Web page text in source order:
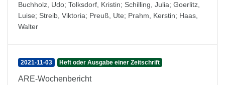
Buchholz, Udo; Tolksdorf, Kristin; Schilling, Julia; Goerlitz,
Luise; Streib, Viktoria; Preuß, Ute; Prahm, Kerstin; Haas,
Walter
2021-11-03 Heft oder Ausgabe einer Zeitschrift
ARE-Wochenbericht